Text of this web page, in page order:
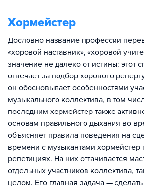
Хормейстер
Дословно название профессии
«хоровой наставник», «хоровой
значение не далеко от истины: этот
отвечает за подбор хорового
он обосновывает особенностями
музыкального коллектива, в том
последним хормейстер также
основам правильного дыхания во
объясняет правила поведения на
времени с музыкантами хормейстер
репетициях. На них оттачивается
отдельных участников коллектива,
целом. Его главная задача — сделать